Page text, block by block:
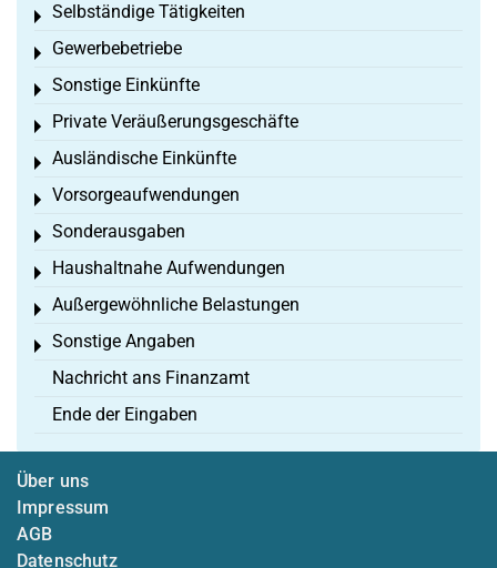
Selbständige Tätigkeiten
Toggle menu
Gewerbebetriebe
Toggle menu
Sonstige Einkünfte
Toggle menu
Private Veräußerungsgeschäfte
Toggle menu
Ausländische Einkünfte
Toggle menu
Vorsorgeaufwendungen
Toggle menu
Sonderausgaben
Toggle menu
Haushaltnahe Aufwendungen
Toggle menu
Außergewöhnliche Belastungen
Toggle menu
Sonstige Angaben
Toggle menu
Nachricht ans Finanzamt
Ende der Eingaben
Über uns
Impressum
AGB
Datenschutz